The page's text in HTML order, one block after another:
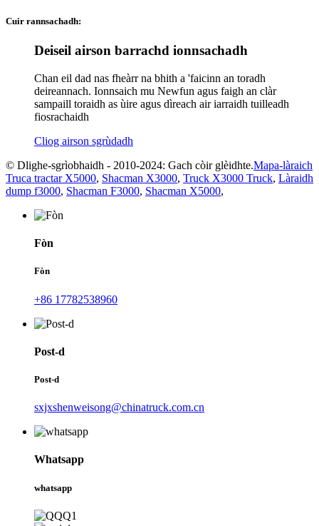
Cuir rannsachadh:
Deiseil airson barrachd ionnsachadh
Chan eil dad nas fheàrr na bhith a 'faicinn an toradh
deireannach. Ionnsaich mu Newfun agus faigh an clàr
sampaill toraidh as ùire agus dìreach air iarraidh tuilleadh
fiosrachaidh
Cliog airson sgrùdadh
© Dlighe-sgrìobhaidh - 2010-2024: Gach còir glèidhte.Mapa-làraich
Truca tractar X5000, Shacman X3000, Truck X3000 Truck, Làraidh
dump f3000, Shacman F3000, Shacman X5000,
Fòn
Fòn
+86 17782538960
Post-d
Post-d
sxjxshenweisong@chinatruck.com.cn
Whatsapp
whatsapp